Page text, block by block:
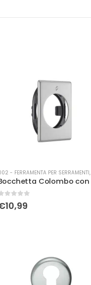
- FERRAMENTA PER SERRAMENTI,
Su 5
10,99